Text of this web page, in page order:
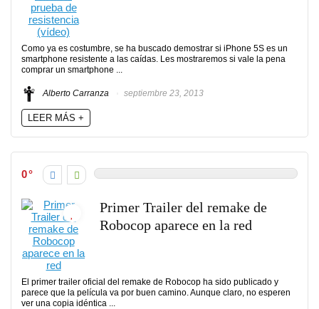
Como ya es costumbre, se ha buscado demostrar si iPhone 5S es un
smartphone resistente a las caídas. Les mostraremos si vale la pena
comprar un smartphone ...
Alberto Carranza septiembre 23, 2013
LEER MÁS +
0
Primer Trailer del remake de
Robocop aparece en la red
El primer trailer oficial del remake de Robocop ha sido publicado y
parece que la película va por buen camino. Aunque claro, no esperen
ver una copia idéntica ...